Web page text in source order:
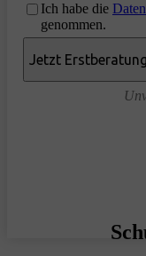
Ich habe die
genommen.